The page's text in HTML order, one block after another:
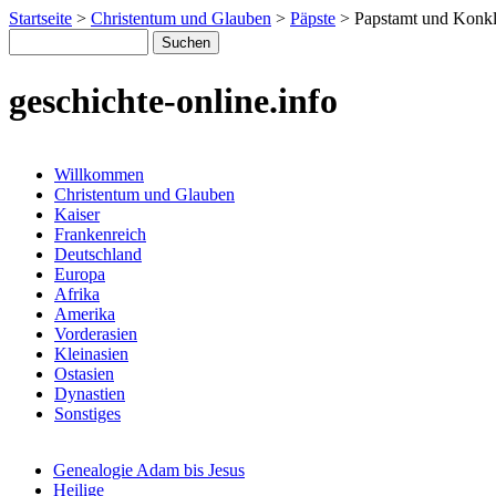
Startseite > Christentum und Glauben > Päpste > Papstamt und
geschichte-online.info
Willkommen
Christentum und Glauben
Kaiser
Frankenreich
Deutschland
Europa
Afrika
Amerika
Vorderasien
Kleinasien
Ostasien
Dynastien
Sonstiges
Genealogie Adam bis Jesus
Heilige